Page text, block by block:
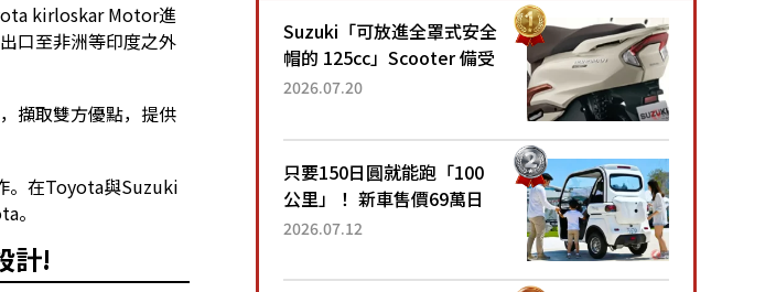
kirloskar Motor進
口至非洲等印度之外
擷取雙方優點，提供
。在Toyota與Suzuki
。
計!
Suzuki「可放進全罩式安全
帽的 125cc」Scooter 備受
矚目！採用全新流線設計與
已陸續開始出口的新款
「B...
2026.07.20
只要150日圓就能跑「100
公里」！ 新車售價69萬日
圓的「3人座」Trike大受歡
為何能迅速熱賣？
2026.07.12